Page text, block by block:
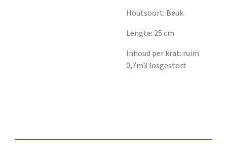
Houtsoort: Beuk
Lengte: 25 cm
Inhoud per krat: ruim
0,7m3 losgestort